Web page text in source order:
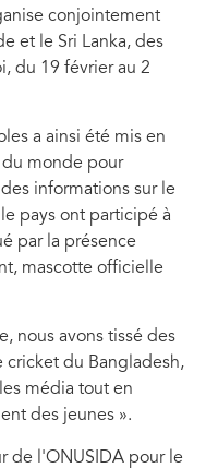
conjointement
et le Sri Lanka, des
du 19 février au 2
a ainsi été mis en
du monde pour
informations sur le
pays ont participé à
par la présence
mascotte officielle
nous avons tissé des
cricket du Bangladesh,
média tout en
des jeunes ».
de l'ONUSIDA pour le